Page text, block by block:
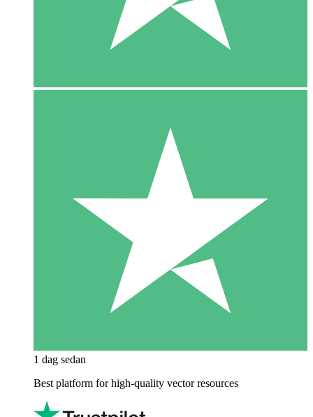
1 dag sedan
Best platform for high-quality vector resources